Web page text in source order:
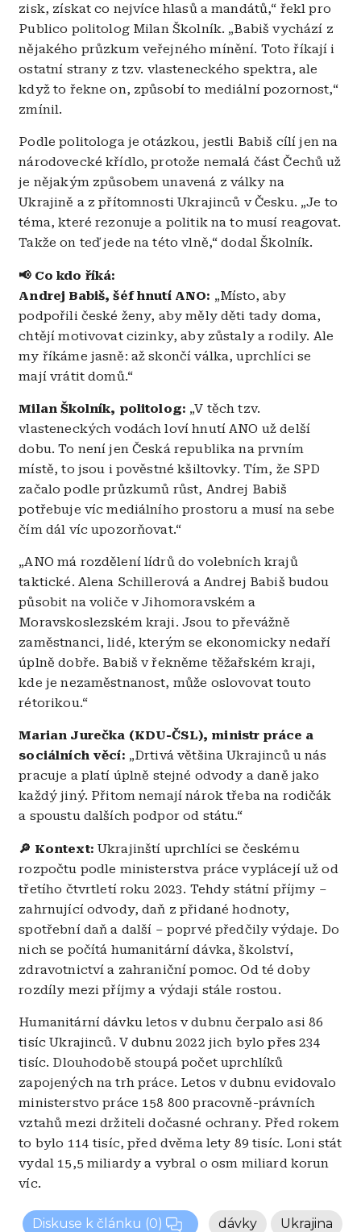
zisk, získat co nejvíce hlasů a mandátů,“ řekl pro
Publico politolog Milan Školník. „Babiš vychází z
nějakého průzkum veřejného mínění. Toto říkají i
ostatní strany z tzv. vlasteneckého spektra, ale
když to řekne on, způsobí to mediální pozornost,“
zmínil.
Podle politologa je otázkou, jestli Babiš cílí jen na
národovecké křídlo, protože nemalá část Čechů už
je nějakým způsobem unavená z války na
Ukrajině a z přítomnosti Ukrajinců v Česku. „Je to
téma, které rezonuje a politik na to musí reagovat.
Takže on teď jede na této vlně,“ dodal Školník.
📢 Co kdo říká:
Andrej Babiš, šéf hnutí ANO: „Místo, aby
podpořili české ženy, aby měly děti tady doma,
chtějí motivovat cizinky, aby zůstaly a rodily. Ale
my říkáme jasně: až skončí válka, uprchlíci se
mají vrátit domů.“
Milan Školník, politolog: „V těch tzv.
vlasteneckých vodách loví hnutí ANO už delší
dobu. To není jen Česká republika na prvním
místě, to jsou i pověstné kšiltovky. Tím, že SPD
začalo podle průzkumů růst, Andrej Babiš
potřebuje víc mediálního prostoru a musí na sebe
čím dál víc upozorňovat.“
„ANO má rozdělení lídrů do volebních krajů
taktické. Alena Schillerová a Andrej Babiš budou
působit na voliče v Jihomoravském a
Moravskoslezském kraji. Jsou to převážně
zaměstnanci, lidé, kterým se ekonomicky nedaří
úplně dobře. Babiš v řekněme těžařském kraji,
kde je nezaměstnanost, může oslovovat touto
rétorikou.“
Marian Jurečka (KDU-ČSL), ministr práce a
sociálních věcí: „Drtivá většina Ukrajinců u nás
pracuje a platí úplně stejné odvody a daně jako
každý jiný. Přitom nemají nárok třeba na rodičák
a spoustu dalších podpor od státu.“
🔎 Kontext: Ukrajinští uprchlíci se českému
rozpočtu podle ministerstva práce vyplácejí už od
třetího čtvrtletí roku 2023. Tehdy státní příjmy –
zahrnující odvody, daň z přidané hodnoty,
spotřební daň a další – poprvé předčily výdaje. Do
nich se počítá humanitární dávka, školství,
zdravotnictví a zahraniční pomoc. Od té doby
rozdíly mezi příjmy a výdaji stále rostou.
Humanitární dávku letos v dubnu čerpalo asi 86
tisíc Ukrajinců. V dubnu 2022 jich bylo přes 234
tisíc. Dlouhodobě stoupá počet uprchlíků
zapojených na trh práce. Letos v dubnu evidovalo
ministerstvo práce 158 800 pracovně-právních
vztahů mezi držiteli dočasné ochrany. Před rokem
to bylo 114 tisíc, před dvěma lety 89 tisíc. Loni stát
vydal 15,5 miliardy a vybral o osm miliard korun
víc.
Diskuse k článku (0) Ukrajina
dávky